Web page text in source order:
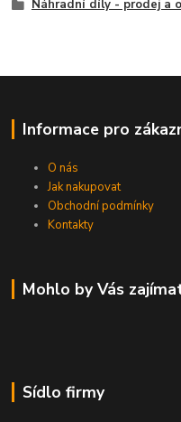
Náhradní díly - prodej a
Informace pro
O nás
Jak nakupovat
Obchodní podmínky
Kontakty
Mohlo by Vás
Sídlo firmy